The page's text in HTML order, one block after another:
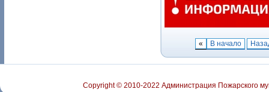
« В начало
Copyright © 2010-2022 Администрация Пожарского